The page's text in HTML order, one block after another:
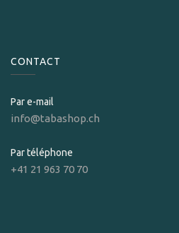
CONTACT
Par e-mail
info@tabashop.ch
Par téléphone
+41 21 963 70 70